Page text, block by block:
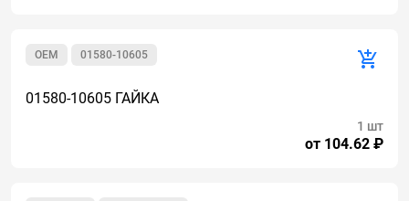
01580-10605
OEM
01580-10605 ГАЙКА
от 104.62 ₽
1 шт